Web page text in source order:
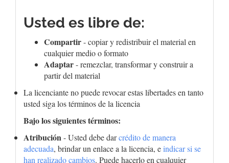
Usted es libre de:
Compartir- copiar y redistribuir el material en
cualquier medio o formato
Adaptar- remezclar, transformar y construir a
partir del material
La licenciante no puede revocar estas libertades en tanto
usted siga los términos de la licencia
Bajo los siguientes términos:
Atribución- Usted debe darcrédito de manera
adecuada, brindar un enlace a la licencia, eindicar si se
han realizado cambios. Puede hacerlo en cualquier